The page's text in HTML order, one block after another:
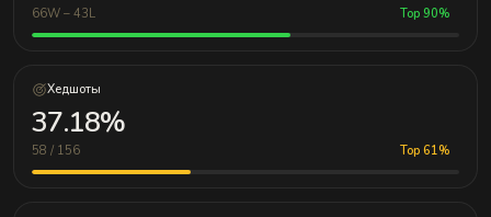
66W – 43L Top 90%
Хедшоты
37.18%
58 / 156 Top 61%